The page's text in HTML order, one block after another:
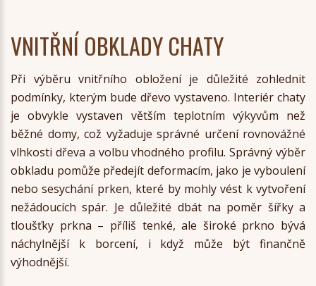
VNITŘNÍ OBKLADY CHATY
Při výběru vnitřního obložení je důležité zohlednit
podmínky, kterým bude dřevo vystaveno. Interiér chaty
je obvykle vystaven větším teplotním výkyvům než
běžné domy, což vyžaduje správné určení rovnovážné
vlhkosti dřeva a volbu vhodného profilu. Správný výběr
obkladu pomůže předejít deformacím, jako je vyboulení
nebo sesychání prken, které by mohly vést k vytvoření
nežádoucích spár. Je důležité dbát na poměr šířky a
tloušťky prkna – příliš tenké, ale široké prkno bývá
náchylnější k borcení, i když může být finančně
výhodnější.